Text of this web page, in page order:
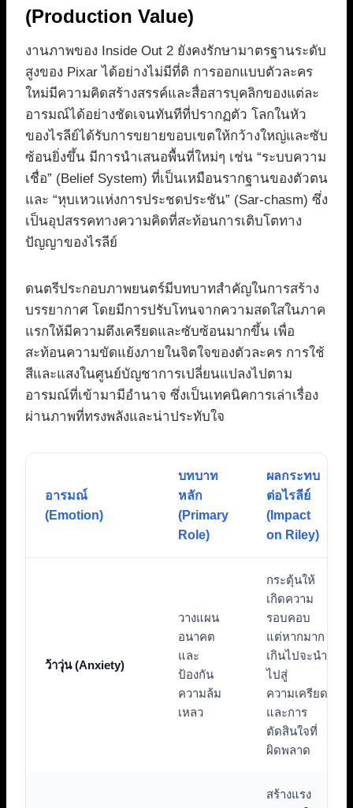
(Production Value)
งานภาพของ Inside Out 2 ยังคงรักษามาตรฐานระดับ
สูงของ Pixar ได้อย่างไม่มีที่ติ การออกแบบตัวละคร
ใหม่มีความคิดสร้างสรรค์และสื่อสารบุคลิกของแต่ละ
อารมณ์ได้อย่างชัดเจนทันทีที่ปรากฏตัว โลกในหัว
ของไรลีย์ได้รับการขยายขอบเขตให้กว้างใหญ่และซับ
ซ้อนยิ่งขึ้น มีการนำเสนอพื้นที่ใหม่ๆ เช่น “ระบบความ
เชื่อ” (Belief System) ที่เป็นเหมือนรากฐานของตัวตน
และ “หุบเหวแห่งการประชดประชัน” (Sar-chasm) ซึ่ง
เป็นอุปสรรคทางความคิดที่สะท้อนการเติบโตทาง
ปัญญาของไรลีย์
ดนตรีประกอบภาพยนตร์มีบทบาทสำคัญในการสร้าง
บรรยากาศ โดยมีการปรับโทนจากความสดใสในภาค
แรกให้มีความตึงเครียดและซับซ้อนมากขึ้น เพื่อ
สะท้อนความขัดแย้งภายในจิตใจของตัวละคร การใช้
สีและแสงในศูนย์บัญชาการเปลี่ยนแปลงไปตาม
อารมณ์ที่เข้ามามีอำนาจ ซึ่งเป็นเทคนิคการเล่าเรื่อง
ผ่านภาพที่ทรงพลังและน่าประทับใจ
อารมณ์
(Emotion)
บทบาท
หลัก
(Primary
Role)
ผลกระทบ
ต่อไรลีย์
(Impact
on Riley)
ว้าวุ่น (Anxiety)
วางแผน
อนาคต
และ
ป้องกัน
ความล้ม
เหลว
กระตุ้นให้
เกิดความ
รอบคอบ
แต่หากมาก
เกินไปจะนำ
ไปสู่
ความเครียด
และการ
ตัดสินใจที่
ผิดพลาด
สร้างแรง